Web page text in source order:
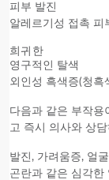
피부 발진
알레르기성 접촉 피
희귀한
영구적인 탈색
외인성 흑색증(청흑
다음과 같은 부작용
고 즉시 의사와 상
발진, 가려움증, 얼
곤란과 같은 심각한